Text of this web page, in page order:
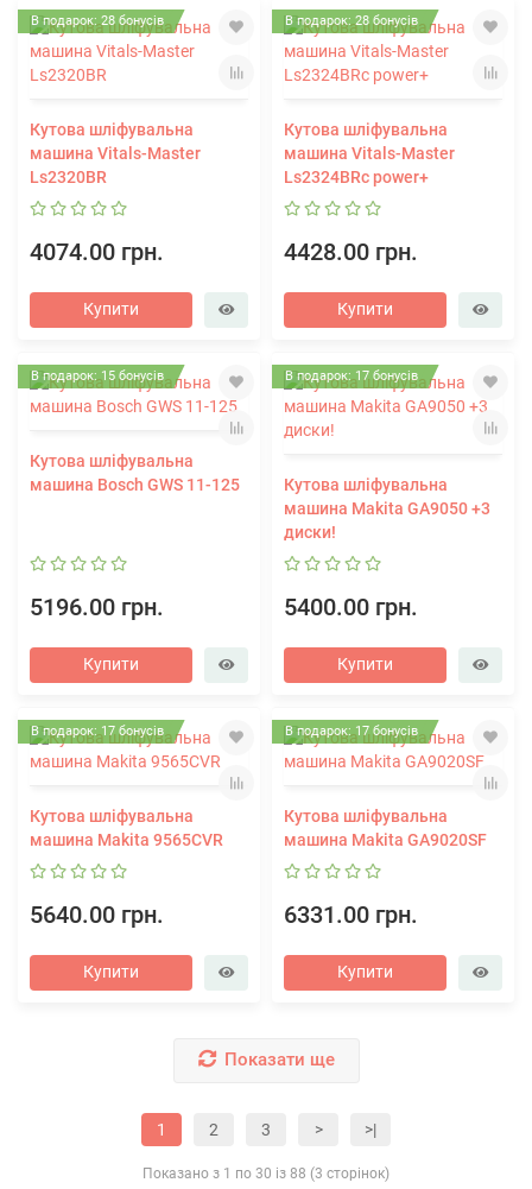
В подарок: 28 бонусів
Кутова шліфувальна
машина Vitals-Master
Ls2320BR
4074.00 грн.
Купити
В подарок: 28 бонусів
Кутова шліфувальна
машина Vitals-Master
Ls2324BRc power+
4428.00 грн.
Купити
В подарок: 15 бонусів
Кутова шліфувальна
машина Bosch GWS 11-125
5196.00 грн.
Купити
В подарок: 17 бонусів
Кутова шліфувальна
машина Makita GA9050 +3
диски!
5400.00 грн.
Купити
В подарок: 17 бонусів
Кутова шліфувальна
машина Makita 9565CVR
5640.00 грн.
Купити
В подарок: 17 бонусів
Кутова шліфувальна
машина Makita GA9020SF
6331.00 грн.
Купити
Показати ще
1 2 3 > >|
Показано з 1 по 30 із 88 (3 сторінок)